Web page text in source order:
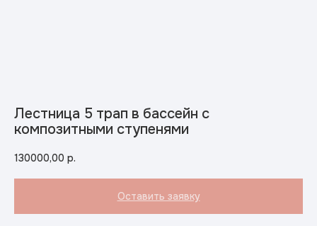
Лестница 5 трап в бассейн с
композитными ступенями
130000,00 р.
Оставить заявку